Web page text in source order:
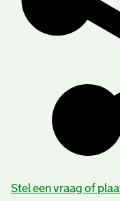
Beschrijving
Stel een vraag of